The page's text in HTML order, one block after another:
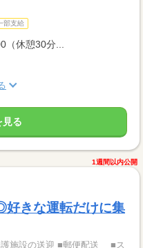
部支給
（休憩30分...
見る
1週間以内公開
きな運転だけに集
護施設の送迎 ■郵便配送 ■ス